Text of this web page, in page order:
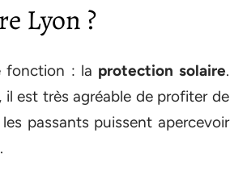
Lyon ?
fonction : la protection solaire.
il est très agréable de profiter de
passants puissent apercevoir